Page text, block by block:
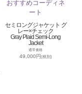
セミロングジャケット グ
レー×チェック
Gray Plaid Semi-Long
Jacket
通常価格
49,000円(税別)